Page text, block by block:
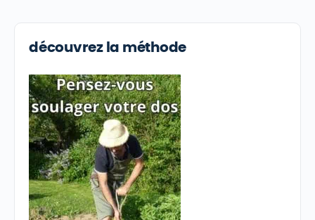
découvrez la méthode